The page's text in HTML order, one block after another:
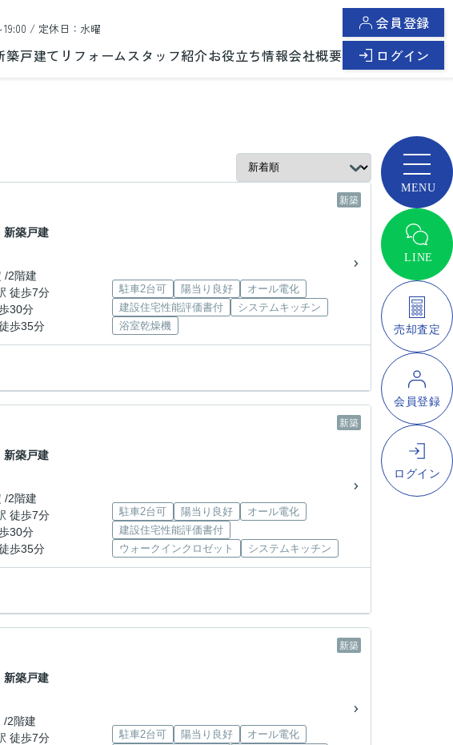
19:00 / 定休日：水曜
築戸建て リフォーム スタッフ紹介お役立ち情報会社概要
会員登録
ログイン
新築
築戸建
/2階建
徒歩7分
30分
歩35分
駐車2台可 陽当り良好
オール電化
建設住宅性能評価書付
システムキッチン
浴室乾燥機
新築
築戸建
/2階建
徒歩7分
30分
歩35分
駐車2台可 陽当り良好
オール電化
建設住宅性能評価書付
ウォークインクロゼット
システムキッチン
新築
築戸建
/2階建
徒歩7分
駐車2台可 陽当り良好
オール電化